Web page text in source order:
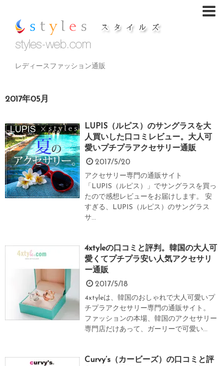
レディースファッション通販
2017年05月
LUPIS（ルピス）のサングラスを大
人買いした口コミレビュー。大人可
愛いプチプラアクセサリー通販
2017/5/20
アクセサリー専門の通販サイト
「LUPIS（ルピス）」でサングラスを買っ
たので感想レビューをお届けします。 安
すぎる、LUPIS（ルピス）のサングラス
サ...
4xtyleの口コミと評判。韓国の大人可
愛くてプチプラ安い人気アクセサリ
ー通販
2017/5/18
4xtyleは、韓国のおしゃれで大人可愛いプ
チプラアクセサリー専門の通販サイト。
ファッションの本場、韓国のアクセサリー
専門店だけあって、ガーリーで可愛い...
Curvy’s（カービーズ）の口コミと評